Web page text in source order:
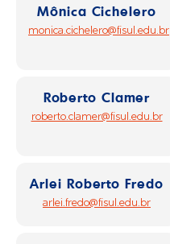
Mônica Cichelero
monica.cichelero@fisul.edu.br
Roberto Clamer
roberto.clamer@fisul.edu.br
Arlei Roberto Fredo
arlei.fredo@fisul.edu.br